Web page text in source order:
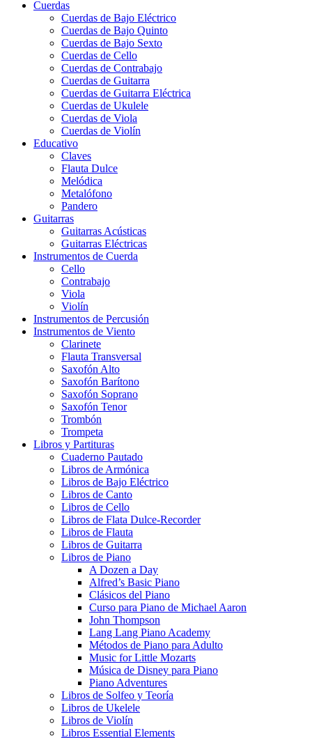
Cuerdas
Cuerdas de Bajo Eléctrico
Cuerdas de Bajo Quinto
Cuerdas de Bajo Sexto
Cuerdas de Cello
Cuerdas de Contrabajo
Cuerdas de Guitarra
Cuerdas de Guitarra Eléctrica
Cuerdas de Ukulele
Cuerdas de Viola
Cuerdas de Violín
Educativo
Claves
Flauta Dulce
Melódica
Metalófono
Pandero
Guitarras
Guitarras Acústicas
Guitarras Eléctricas
Instrumentos de Cuerda
Cello
Contrabajo
Viola
Violín
Instrumentos de Percusión
Instrumentos de Viento
Clarinete
Flauta Transversal
Saxofón Alto
Saxofón Barítono
Saxofón Soprano
Saxofón Tenor
Trombón
Trompeta
Libros y Partituras
Cuaderno Pautado
Libros de Armónica
Libros de Bajo Eléctrico
Libros de Canto
Libros de Cello
Libros de Flata Dulce-Recorder
Libros de Flauta
Libros de Guitarra
Libros de Piano
A Dozen a Day
Alfred’s Basic Piano
Clásicos del Piano
Curso para Piano de Michael Aaron
John Thompson
Lang Lang Piano Academy
Métodos de Piano para Adulto
Music for Little Mozarts
Música de Disney para Piano
Piano Adventures
Libros de Solfeo y Teoría
Libros de Ukelele
Libros de Violín
Libros Essential Elements